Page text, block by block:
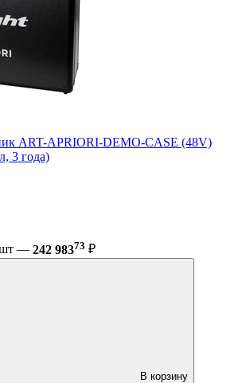
ART-APRIORI-DEMO-CASE (48V)
3 года)
шт — 242 98373 ₽
В корзину